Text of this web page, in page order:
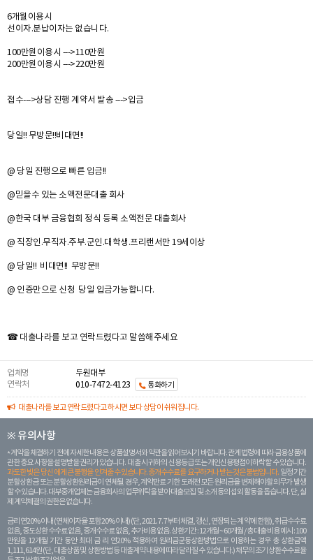
6개월이용시
선이자.분납이자는 없습니다.
100만원이용시 --->110만원
200만원이용시 --->220만원
접수--->상담 진행 계약서 발송 --->입금
당일!! 무방문!!비대면!!
@ 당일 진행으로 빠른 입금!!
@믿을수 있는 소액전문대출 회사
@한국 대부 금융협회 정식 등록 소액전문 대출회사
@ 직장인.무직자.주부.군인.대학생.프리랜서만 19세이상
@ 당일!! 비대면!! 무방문!!
@ 인증만으로 신청 당일 입금가능합니다.
☎ 대출나라를 보고 연락드렸다고 말씀해주세요
업체명
두원대부
연락처
010-7472-4123 통화하기
대출나라를 보고 연락드렸다고 하시면 보다 상담이 쉬워집니다.
※ 유의사항
계약을 체결하기 전에 자세한 내용은 상품설명서와 약관을 읽어보시기 바랍니다. 관계 법령에 따라 금융상품에
관한 중요 사항을 설명받을 권리가 있습니다. 대 출 시 귀하의 신용등급 또는 개인신용평점이 하락할 수 있습니다.
과도한 빚은 당신 에게 큰 불행을 안겨줄 수 있습니다. 중개수수료를 요구하거나 받는 것은 불법입니다. 일정 기간
분할상환금 또는 분할상환원리금이 연체될 경우, 계약만료 기한 도래전 모든 원리금을 변제해야할 의무가 발생
할 수 있습니다. 대부중개업체는 금융회사의 업무위탁을 받아 대출모집 및 소개 등의 섭외 활동을 돕습니다. 단, 실
제 계약체결의 권한은 없습니다.
금리 연20% 이내 (연체이자율 포함 20% 이내) (단, 2021. 7. 7부터 체결, 갱신, 연장되는 계 약에 한함), 취급수수료
없음, 중도상환 수수료 없음, 중개수수료 없음, 추가비용 없음. 상환기간 : 12개월 ~ 60개월 / 총 대출 비용 예시 : 100
만원을 12개월 기간 동안 최대 금 리 연20% 적용하여 원리금균등상환방법으로 이용하는 경우 총 상환금액
1,111,614원 (단, 대출상품 및 상환방법 등 대출계약 내용에 따라 달라질 수 있습니다.) 채무의 조기 상환수수료율